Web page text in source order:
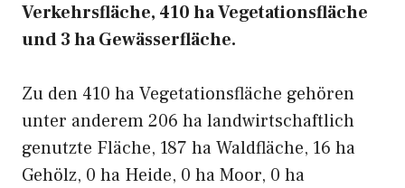
Verkehrsfläche, 410 ha Vegetationsfläche
und 3 ha Gewässerfläche.
Zu den 410 ha Vegetationsfläche gehören
unter anderem 206 ha landwirtschaftlich
genutzte Fläche, 187 ha Waldfläche, 16 ha
Gehölz, 0 ha Heide, 0 ha Moor, 0 ha